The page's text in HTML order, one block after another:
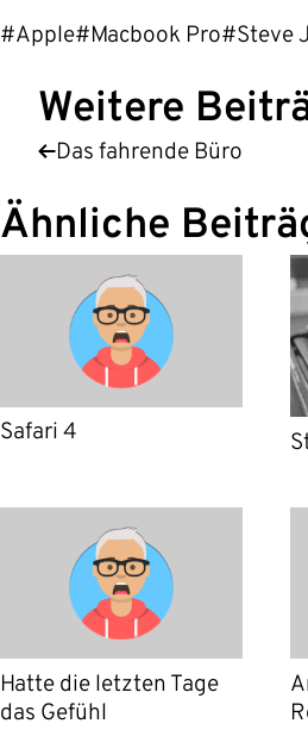
#Apple#Macbook Pro#Steve
Weitere
Das fahrende Büro
Ähnliche
Safari 4
Hatte die letzten Tage
das Gefühl